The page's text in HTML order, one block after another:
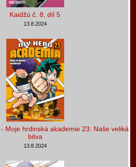
Kaidžú č. 8, díl 5
13.8.2024
Moje hrdinská akademie 23: Naše veliká
bitva
13.8.2024